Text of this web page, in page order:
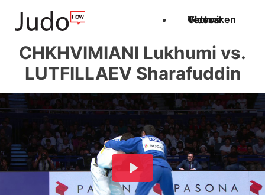
Techniken
Videos
Glossar
CHKHVIMIANI Lukhumi vs.
LUTFILLAEV Sharafuddin